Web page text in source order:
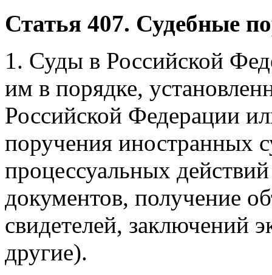
Статья 407. Судебные
1. Суды в Российской
им в порядке,
Российской Федерации
поручения иностранных
процессуальных
документов, получение
свидетелей, заключений
другие).